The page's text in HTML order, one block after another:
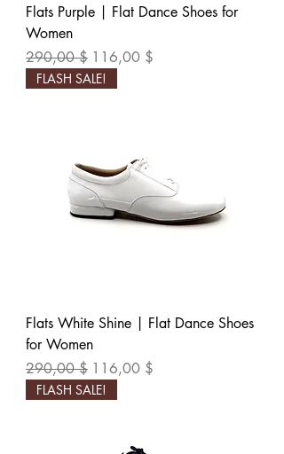
Flats Purple | Flat Dance Shoes for
Women
Обычная цена
290,00 $ Цена со скидкой
116,00 $
FLASH SALE!
Flats White Shine | Flat Dance Shoes
for Women
Обычная цена
290,00 $ Цена со скидкой
116,00 $
FLASH SALE!